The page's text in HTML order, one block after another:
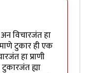
अन विचारजंत हा
टुकार ही एक
हा प्राणी
ह्या